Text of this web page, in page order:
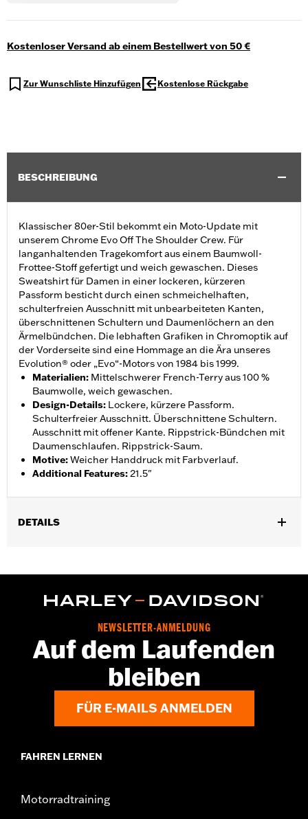
Kostenloser Versand ab einem Bestellwert von 50 €
Zur Wunschliste Hinzufügen Kostenlose Rückgabe
BESCHREIBUNG
Klassischer 80er-Stil bekommt ein Moto-Update mit
unserem Chrome Evo Off The Shoulder Crew. Für
langanhaltenden Tragekomfort aus einem Baumwoll-
Frottee-Stoff gefertigt und weich gewaschen. Dieses
Sweatshirt für Damen in einer lockeren, kürzeren
Passform besticht durch einen schmeichelhaften,
schulterfreien Ausschnitt mit unbearbeiteten Kanten,
überschnittenen Schultern und Daumenlöchern an den
Ärmelbündchen. Die lebhaften Grafiken in Chromoptik auf
der Vorderseite sind eine Hommage an die Ära unseres
Evolution® oder „Evo“-Motors von 1984 bis 1999.
Materialien: Mittelschwerer French-Terry aus 100 %
Baumwolle, weich gewaschen.
Design-Details: Lockere, kürzere Passform.
Schulterfreier Ausschnitt. Überschnittene Schultern.
Ausschnitt mit offener Kante. Rippstrick-Bündchen mit
Daumenschlaufen. Rippstrick-Saum.
Motive:Weicher Handdruck mit Farbverlauf.
Additional Features:21.5"
DETAILS
GARANTIE:2 Jahre beschränkte Garantie – Aufwww.h-
Herkunft:Importiert
NEWSLETTER-ANMELDUNG
Auf dem Laufenden
bleiben
FÜR E-MAILS ANMELDEN
FAHREN LERNEN
Motorradtraining